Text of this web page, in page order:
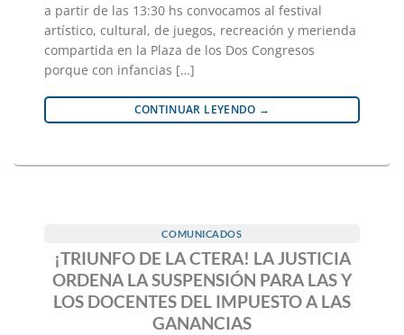
a partir de las 13:30 hs convocamos al festival
artístico, cultural, de juegos, recreación y merienda
compartida en la Plaza de los Dos Congresos
porque con infancias […]
CONTINUAR LEYENDO →
COMUNICADOS
¡TRIUNFO DE LA CTERA! LA JUSTICIA
ORDENA LA SUSPENSIÓN PARA LAS Y
LOS DOCENTES DEL IMPUESTO A LAS
GANANCIAS